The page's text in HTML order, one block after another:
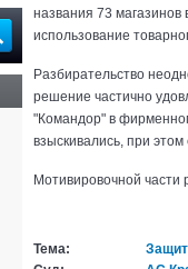
названия 73 магазинов
использование
Разбирательство
решение частично
"Командор" в
взыскивались, при
Мотивировочной части
Тема: